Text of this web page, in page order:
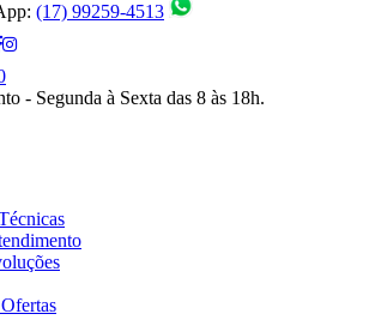
(17) 99259-4513
- Segunda à Sexta das 8 às 18h.